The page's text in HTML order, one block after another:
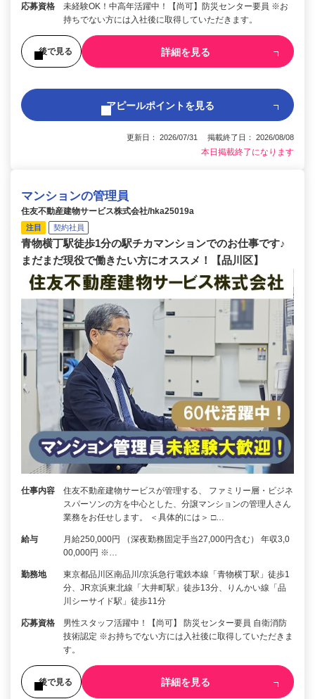
応募資格
未経験OK！中高年活躍中！【尚可】防災センター要員 ※お
持ちでない方には入社後に取得していただきます。
後で見る 詳細を見る
アピールポイントを見る
更新日： 2026/07/31 掲載終了日： 2026/08/08
本日掲載終了になります
マンションの管理員
住友不動産建物サービス株式会社/hka25019a
注目 契約社員
青物横丁駅徒歩1分の駅チカマンションでのお仕事です♪
まだまだ現役で働きたい方にオススメ！【品川区】
仕事内容
住友不動産建物サービスが管理する、 ファミリー層・ビジネ
スパーソンの方を中心とした、分譲マンションの管理人さん
業務をお任せします。 ＜具体的には＞ □…
給与
月給250,000円 （深夜勤務固定手当27,000円含む） 年収3,0
00,000円 ※…
勤務地
東京都品川区南品川/京浜急行電鉄本線「青物横丁駅」徒歩1
分、JR京浜東北線「大井町駅」徒歩13分、りんかい線「品
川シーサイド駅」徒歩11分
応募資格
男性スタッフ活躍中！【尚可】 防災センター要員 自衛消防
技術認定 ※お持ちでない方には入社後に取得していただきま
す。
後で見る 詳細を見る